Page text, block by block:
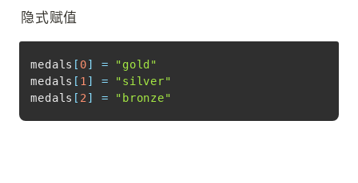
隐式赋值
medals [ 0] =
"gold"
medals [ 1 ] =
"silver"
medals [ 2 ] = "bronze"